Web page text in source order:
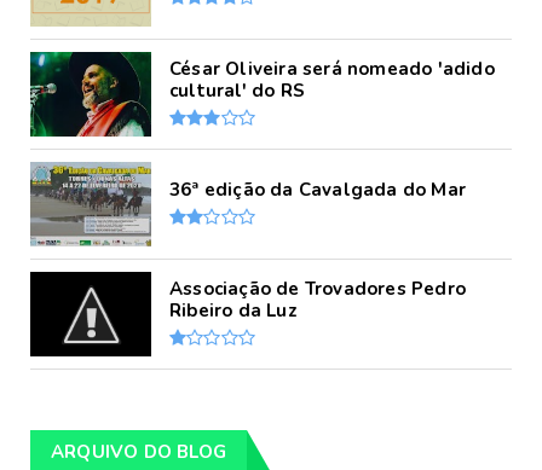
César Oliveira será nomeado 'adido
cultural' do RS
36ª edição da Cavalgada do Mar
Associação de Trovadores Pedro
Ribeiro da Luz
ARQUIVO DO BLOG